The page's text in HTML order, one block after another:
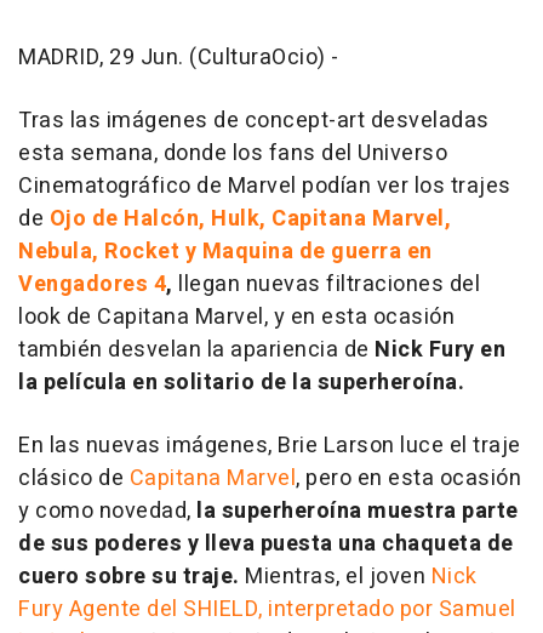
MADRID, 29 Jun. (CulturaOcio) -
Tras las imágenes de concept-art desveladas
esta semana, donde los fans del Universo
Cinematográfico de Marvel podían ver los trajes
de Ojo de Halcón, Hulk, Capitana Marvel,
Nebula, Rocket y Maquina de guerra en
Vengadores 4, llegan nuevas filtraciones del
look de Capitana Marvel, y en esta ocasión
también desvelan la apariencia de Nick Fury en
la película en solitario de la superheroína.
En las nuevas imágenes, Brie Larson luce el traje
clásico de Capitana Marvel, pero en esta ocasión
y como novedad, la superheroína muestra parte
de sus poderes y lleva puesta una chaqueta de
cuero sobre su traje. Mientras, el joven Nick
Fury Agente del SHIELD, interpretado por Samuel